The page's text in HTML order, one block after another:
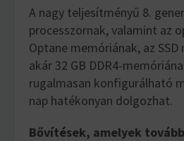
A nagy teljesítményű 8.
processzornak, valamint az
Optane memóriának, az
akár 32 GB DDR4-
rugalmasan konfigurálható
nap hatékonyan dolgozhat.
Bővítések, amelyek